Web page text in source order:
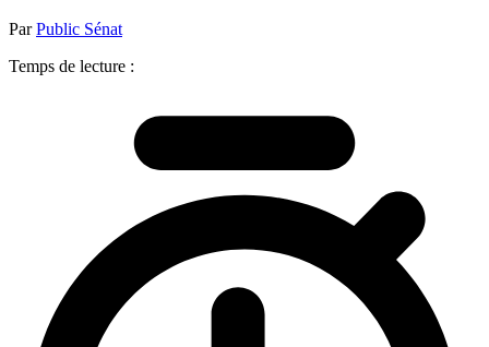
ParPublic Sénat
Temps de lecture :